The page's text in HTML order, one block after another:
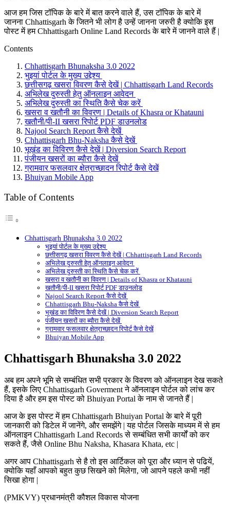
आज हम जिस टॉपिक के बारे में बात करने वाले हैं, उस टॉपिक के बारे में
जानना Chhattisgarh के जितने भी लोग है उन्हें जानना जरुरी है क्योकि इस
पोस्ट में हम Chhattisgarh Online Land Records के बारे में जानने वाले हैं |
Contents
Chhattisgarh Bhunaksha 3.0 2022
भुइयां पोर्टल के मुख्य उद्देश्य
छत्तीसगढ़ खसरा विवरण कैसे देखें | Chhattisgarh Land Records
अभिलेख दुरुस्ती हेतु ऑनलाइन आवेदन
अभिलेख दुरुस्ती का स्थिति कैसे चेक करें
खसरा व खतौनी का विवरण | Details of Khasra or Khatauni
खतौनी/पी-II खसरा रिपोर्ट PDF डाउनलोड
Najool Search Report कैसे देखें
Chhattisgarh Bhu-Naksha कैसे देखें
भूखंड का विविरण कैसे देखें | Diversion Search Report
पंजीयन खसरों का ब्यौरा कैसे देखें
ग्रामवार फसलवार क्षेत्राच्छादन रिपोर्ट कैसे देखें
Bhuiyan Mobile App
Table of Contents
Chhattisgarh Bhunaksha 3.0 2022
भुइयां पोर्टल के मुख्य उद्देश्य
छत्तीसगढ़ खसरा विवरण कैसे देखें | Chhattisgarh Land Records
अभिलेख दुरुस्ती हेतु ऑनलाइन आवेदन
अभिलेख दुरुस्ती का स्थिति कैसे चेक करें
खसरा व खतौनी का विवरण | Details of Khasra or Khatauni
खतौनी/पी-II खसरा रिपोर्ट PDF डाउनलोड
Najool Search Report कैसे देखें
Chhattisgarh Bhu-Naksha कैसे देखें
भूखंड का विविरण कैसे देखें | Diversion Search Report
पंजीयन खसरों का ब्यौरा कैसे देखें
ग्रामवार फसलवार क्षेत्राच्छादन रिपोर्ट कैसे देखें
Bhuiyan Mobile App
Chhattisgarh Bhunaksha 3.0 2022
अब हम अपने भूमि से सम्बंधित सभी प्रकार के विवरण को ऑनलाइन देख सकते
हैं, इसके लिए Chhattisgarh Goverment ने ऑनलाइन पोर्टल को लांच कर
दिया है और हम इस पोस्ट को Bhuiyan Portal के नाम से जानते हैं |
आज के इस पोस्ट में हम Chhattisgarh Bhuiyan Portal के बारे में पूरी
जानकारी को डिटेल में जानेंगे, और समझेंगे | यह पोर्टल जिसके माध्यम में से हम
ऑनलाइन Chhattisgarh Land Records से सम्बंधित सभी कार्यों को कर
सकते हैं, जैसे Online Bhu Naksha, Khasara Khata, etc |
अगर आप Chhattisgarh से है तो इस आर्टिकल को पूरा और ध्यान से पढियें,
क्योकि यहाँ आपको बहुत कुछ सिखने को मिलेगा, जो आपने पहले कभी नहीं
सिखा होगा |
(PMKVY) प्रधानमंत्री कौशल विकास योजना